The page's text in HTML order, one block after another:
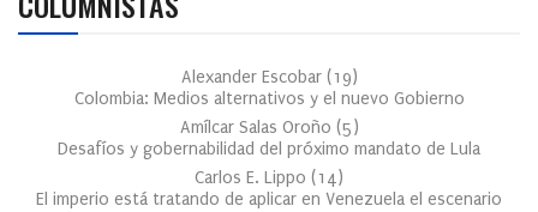
Alexander Escobar (19)
Colombia: Medios alternativos y el nuevo Gobierno
Amílcar Salas Oroño (5)
Desafíos y gobernabilidad del próximo mandato de Lula
Carlos E. Lippo (14)
El imperio está tratando de aplicar en Venezuela el escenario